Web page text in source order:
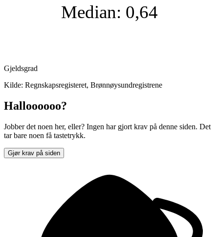
Median: 0,64
Gjeldsgrad
Kilde: Regnskapsregisteret, Brønnøysundregistrene
Halloooooo?
Jobber det noen her, eller? Ingen har gjort krav på denne siden. Det
tar bare noen få tastetrykk.
Gjør krav på siden